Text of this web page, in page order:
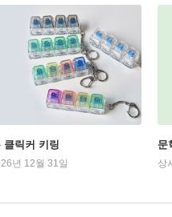
클릭커 키링
년 12월 31일
문
상